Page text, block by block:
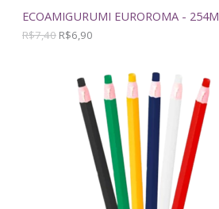
ECOAMIGURUMI EUROROMA - 254M
R$7,40
$
7
,R$6,90